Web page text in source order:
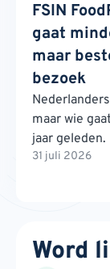
FSIN
gaat
maar
bezoek
maar wie
jaar
31 juli 2026
Word